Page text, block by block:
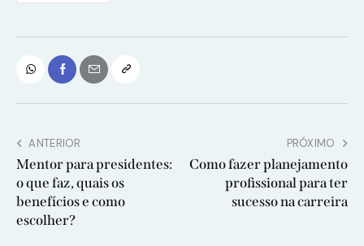
ANTERIOR
Mentor para presidentes:
o que faz, quais os
benefícios e como
escolher?
PRÓXIMO
Como fazer planejamento
profissional para ter
sucesso na carreira